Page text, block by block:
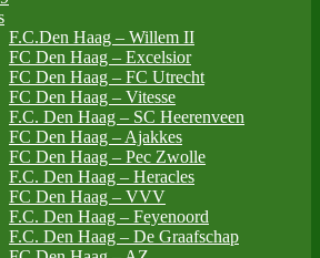
F.C.Den Haag – Willem II
FC Den Haag – Excelsior
FC Den Haag – FC Utrecht
FC Den Haag – Vitesse
F.C. Den Haag – SC Heerenveen
FC Den Haag – Ajakkes
FC Den Haag – Pec Zwolle
F.C. Den Haag – Heracles
FC Den Haag – VVV
F.C. Den Haag – Feyenoord
F.C. Den Haag – De Graafschap